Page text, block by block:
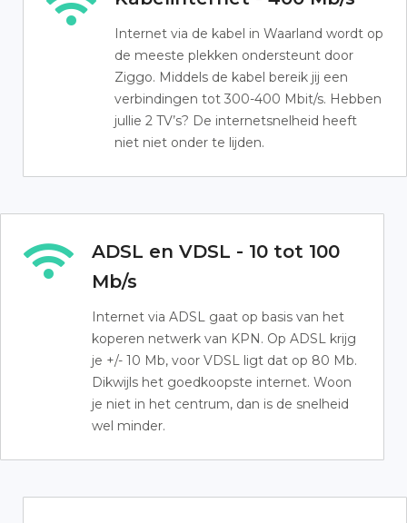
Internet via de kabel in Waarland wordt op
de meeste plekken ondersteunt door
Ziggo. Middels de kabel bereik jij een
verbindingen tot 300-400 Mbit/s. Hebben
jullie 2 TV’s? De internetsnelheid heeft
niet niet onder te lijden.
ADSL en VDSL - 10 tot 100
Mb/s
Internet via ADSL gaat op basis van het
koperen netwerk van KPN. Op ADSL krijg
je +/- 10 Mb, voor VDSL ligt dat op 80 Mb.
Dikwijls het goedkoopste internet. Woon
je niet in het centrum, dan is de snelheid
wel minder.